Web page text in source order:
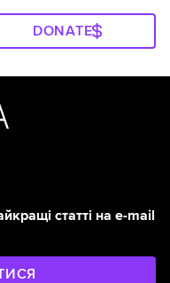
DONATE
статті на e-mail